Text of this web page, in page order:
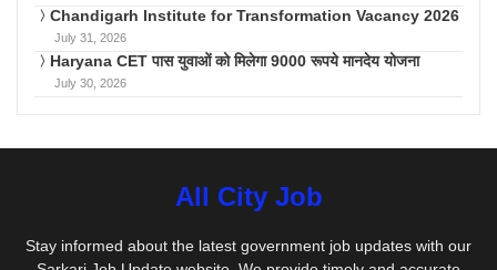
Chandigarh Institute for Transformation Vacancy 2026
July 31, 2026
Haryana CET पास युवाओं को मिलेगा 9000 रूपये मानदेय योजना
July 30, 2026
All City Job
Stay informed about the latest government job updates with our